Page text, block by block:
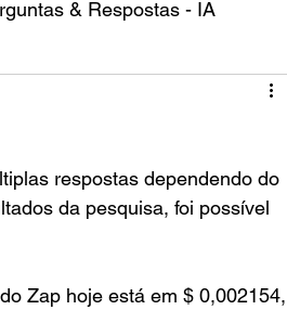
& Respostas - IA
da pesquisa, foi possível
Zap hoje está em $ 0,002154,